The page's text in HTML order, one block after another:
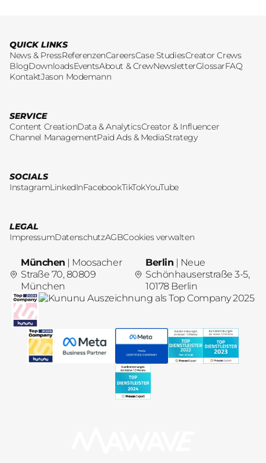
QUICK LINKS
News & PressReferenzenCareersCase StudiesCreator Crews
BlogDownloadsEventsAbout & CrewNewsletterGlossarFAQ
KontaktJason Modemann
SERVICE
Content CreationData & AnalyticsCreator & Influencer
Channel ManagementPaid Ads & MediaStrategy
SOCIALS
InstagramLinkedInFacebookTikTokYouTube
LEGAL
ImpressumDatenschutzAGBCookies verwalten
München | Moosacher
Straße 70, 80809
München
Berlin | Neue
Schönhauserstraße 3-5,
10178 Berlin